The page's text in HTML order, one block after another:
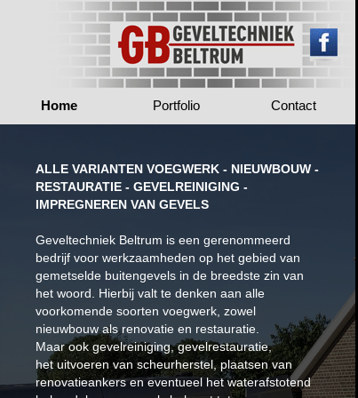
Home Portfolio Contact
ALLE VARIANTEN VOEGWERK - NIEUWBOUW -
RESTAURATIE - GEVELREINIGING -
IMPREGNEREN VAN GEVELS
Geveltechniek Beltrum is een gerenommeerd
bedrijf voor werkzaamheden op het gebied van
gemetselde buitengevels in de breedste zin van
het woord. Hierbij valt te denken aan alle
voorkomende soorten voegwerk, zowel
nieuwbouw als renovatie en restauratie.
Maar ook gevelreiniging, gevelrestauratie,
het uitvoeren van scheurherstel, plaatsen van
renovatieankers en eventueel het waterafstotend